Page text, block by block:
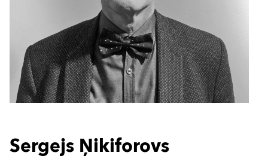
Sergejs Ņikiforovs